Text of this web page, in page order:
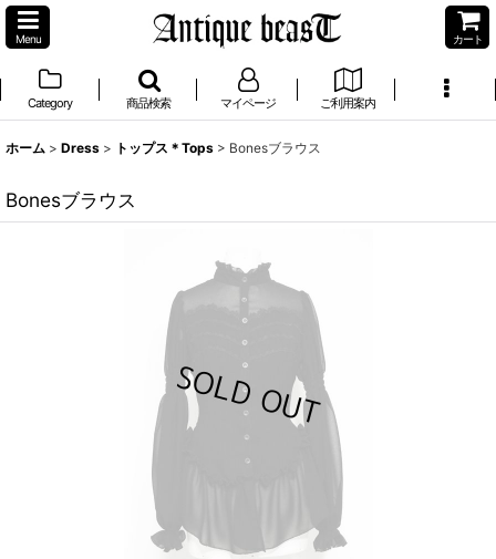
Menu カート
Category 商品検索 マイページ ご利用案内
ホーム > Dress > トップス＊Tops > Bonesブラウス
Bonesブラウス